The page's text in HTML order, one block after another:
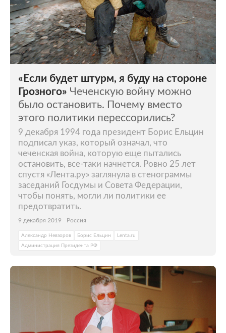
«Если будет штурм, я буду на стороне
Грозного» Чеченскую войну можно
было остановить. Почему вместо
этого политики перессорились?
9 декабря 1994 года президент Борис Ельцин
подписал указ, который означал, что
чеченская война, которую еще пытались
остановить, все-таки начнется. Ровно 25 лет
спустя «Лента.ру» заглянула в стенограммы
заседаний Госдумы и Совета Федерации,
чтобы понять, могли ли политики ее
предотвратить.
9 декабря 2019 Россия
Александр Невзоров Борис Ельцин
Lenta.ru
Администрация Президента РФ